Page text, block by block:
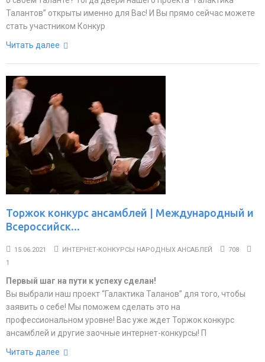
Талантов” открыты именно для Вас! И Вы прямо сейчас можете
стать участником Конкур
Читать далее
Торжок конкурс ансамблей | Международный и
Всероссийск...
15.06.2021 ИНТЕРНЕТ-КОНКУРСЫ НАРОДНЫХ АНСАБЛЕЙ
708
1
Первый шаг на пути к успеху сделан!
Вы выбрали наш проект “Галактика Таланов” для того, чтобы
заявить о себе! Мы поможем сделать это на
профессиональном уровне! Вас уже ждет Торжок конкурс
ансамблей и другие заочные интернет-конкурсы! П
Читать далее